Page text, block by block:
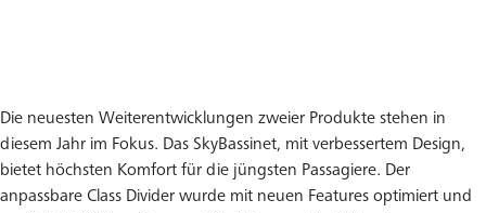
Die neuesten Weiterentwicklungen zweier Produkte stehen in
diesem Jahr im Fokus. Das SkyBassinet, mit verbessertem Design,
bietet höchsten Komfort für die jüngsten Passagiere. Der
anpassbare Class Divider wurde mit neuen Features optimiert und